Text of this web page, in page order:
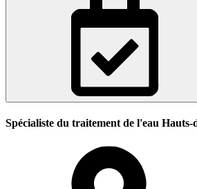
Spécialiste du traitement de l'eau Hauts-